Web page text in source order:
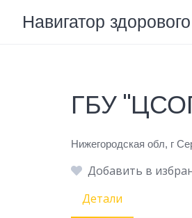
Навигатор
ГБУ
Нижегородская обл, г
Добавить в
Детали